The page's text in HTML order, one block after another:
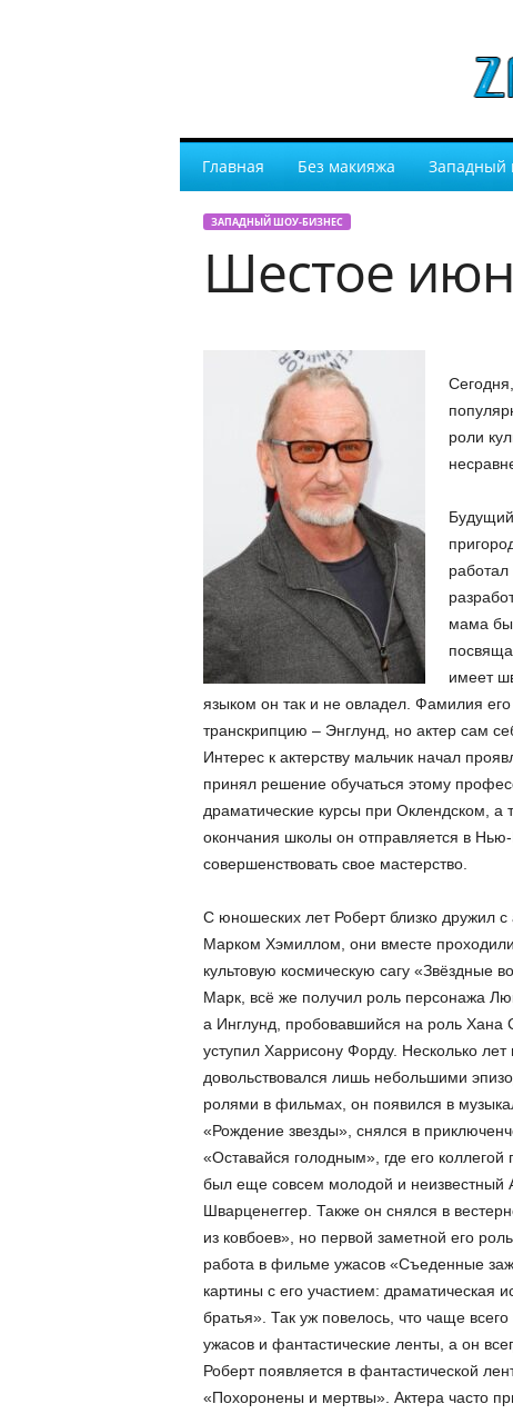
Главная Без макияжа Западный
ЗАПАДНЫЙ ШОУ-БИЗНЕС
Шестое
роли
мама
имеет
языком он так и не овладел. Фамилия
транскрипцию – Энглунд, но актер сам
Интерес к актерству мальчик начал
принял решение обучаться этому
драматические курсы при Оклендском,
окончания школы он отправляется в
совершенствовать свое мастерство.
С юношеских лет Роберт близко дружил с
Марком Хэмиллом, они вместе
культовую космическую сагу «Звёздные
Марк, всё же получил роль персонажа
а Инглунд, пробовавшийся на роль Хана
уступил Харрисону Форду. Несколько лет
довольствовался лишь небольшими
ролями в фильмах, он появился в
«Рождение звезды», снялся в
«Оставайся голодным», где его
был еще совсем молодой и неизвестный
Шварценеггер. Также он снялся в
из ковбоев», но первой заметной его
работа в фильме ужасов «Съеденные
картины с его участием:
братья». Так уж повелось, что чаще
ужасов и фантастические ленты, а он
Роберт появляется в фантастической
«Похоронены и мертвы». Актера часто